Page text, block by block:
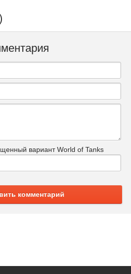
вариант World of Tanks
комментарий